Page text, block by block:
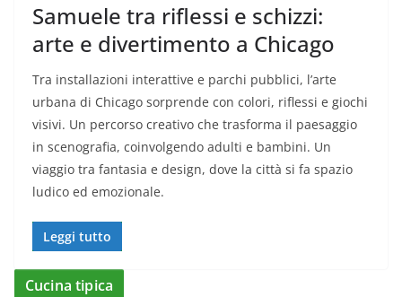
Samuele tra riflessi e schizzi:
arte e divertimento a Chicago
Tra installazioni interattive e parchi pubblici, l’arte
urbana di Chicago sorprende con colori, riflessi e giochi
visivi. Un percorso creativo che trasforma il paesaggio
in scenografia, coinvolgendo adulti e bambini. Un
viaggio tra fantasia e design, dove la città si fa spazio
ludico ed emozionale.
Leggi tutto
Cucina tipica